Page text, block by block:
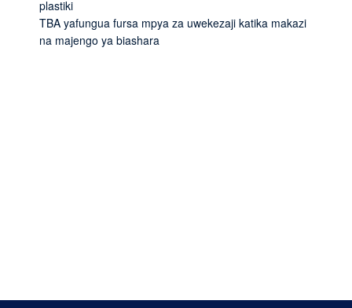
plastiki
TBA yafungua fursa mpya za uwekezaji katika makazi
na majengo ya biashara